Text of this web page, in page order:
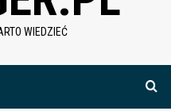
WIEDZIEĆ